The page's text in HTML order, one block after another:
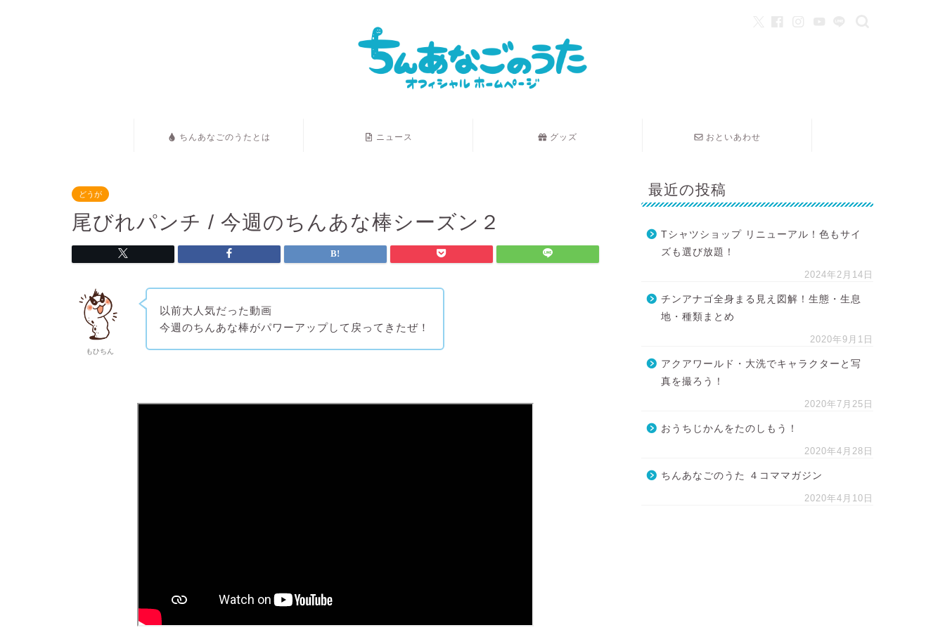
ちんあなごのうたとは ニュース グッズ おといあわせ
どうが
尾びれパンチ / 今週のちんあな棒シーズン２
もひちん
以前大人気だった動画
今週のちんあな棒がパワーアップして戻ってきたぜ！
最近の投稿
Tシャツショップ リニューアル！色もサイ
ズも選び放題！
2024年2月14日
チンアナゴ全身まる見え図解！生態・生息
地・種類まとめ
2020年9月1日
アクアワールド・大洗でキャラクターと写
真を撮ろう！
2020年7月25日
おうちじかんをたのしもう！
2020年4月28日
ちんあなごのうた ４コママガジン
2020年4月10日